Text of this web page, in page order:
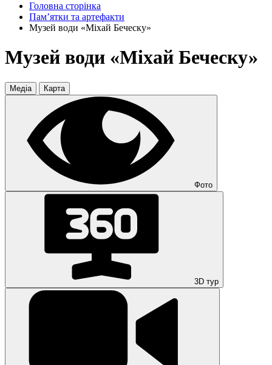
Головна сторінка
Пам’ятки та артефакти
Музей води «Міхай Беческу»
Музей води «Міхай Беческу»
Медіа Карта
Фото
3D тур